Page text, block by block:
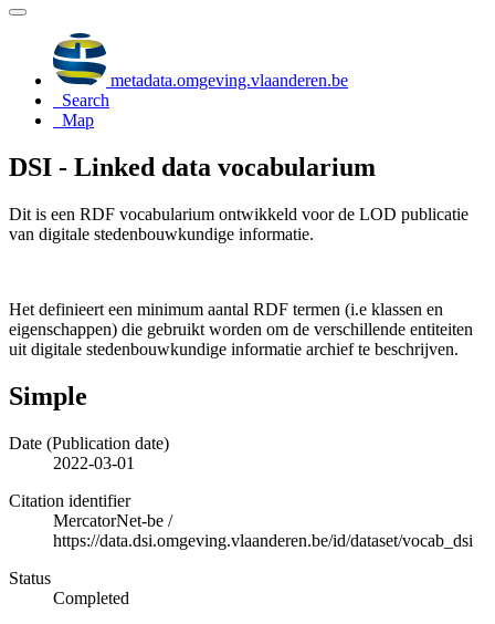
metadata.omgeving.vlaanderen.be
Search
Map
DSI - Linked data vocabularium
Dit is een RDF vocabularium ontwikkeld voor de LOD publicatie
van digitale stedenbouwkundige informatie.
Het definieert een minimum aantal RDF termen (i.e klassen en
eigenschappen) die gebruikt worden om de verschillende entiteiten
uit digitale stedenbouwkundige informatie archief te beschrijven.
Simple
Date (Publication date)
2022-03-01
Citation identifier
MercatorNet-be /
https://data.dsi.omgeving.vlaanderen.be/id/dataset/vocab_dsi
Status
Completed